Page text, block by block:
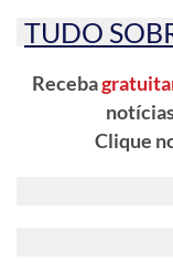
TUDO
Receba
Clique